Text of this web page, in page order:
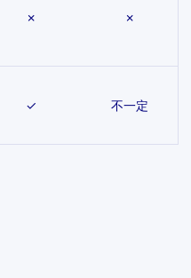
✗ ✗
✓ 不一定